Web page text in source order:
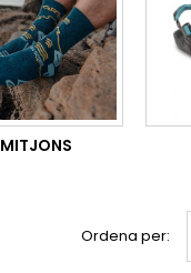
MITJONS
Ordena per: